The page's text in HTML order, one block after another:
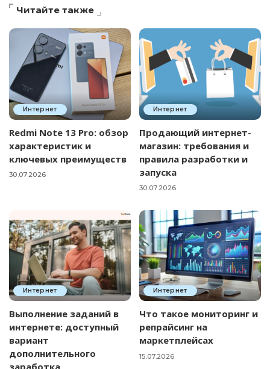
Читайте также
Интернет
Redmi Note 13 Pro: обзор
характеристик и
ключевых преимуществ
30.07.2026
Интернет
Продающий интернет-
магазин: требования и
правила разработки и
запуска
30.07.2026
Интернет
Выполнение заданий в
интернете: доступный
вариант
дополнительного
Интернет
Что такое мониторинг и
репрайсинг на
маркетплейсах
15.07.2026